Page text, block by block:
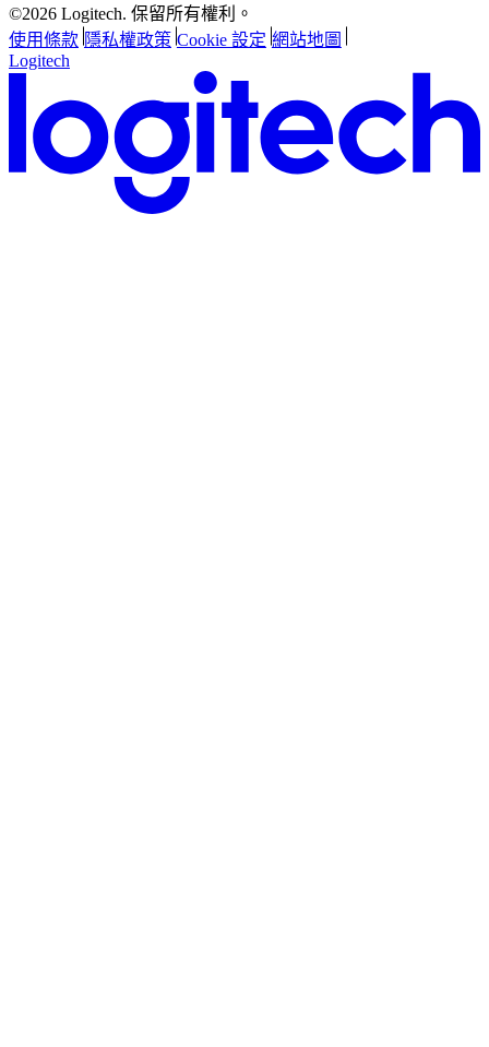
©2026 Logitech. 保留所有權利。
使用條款 隱私權政策 Cookie 設定 網站地圖
Logitech